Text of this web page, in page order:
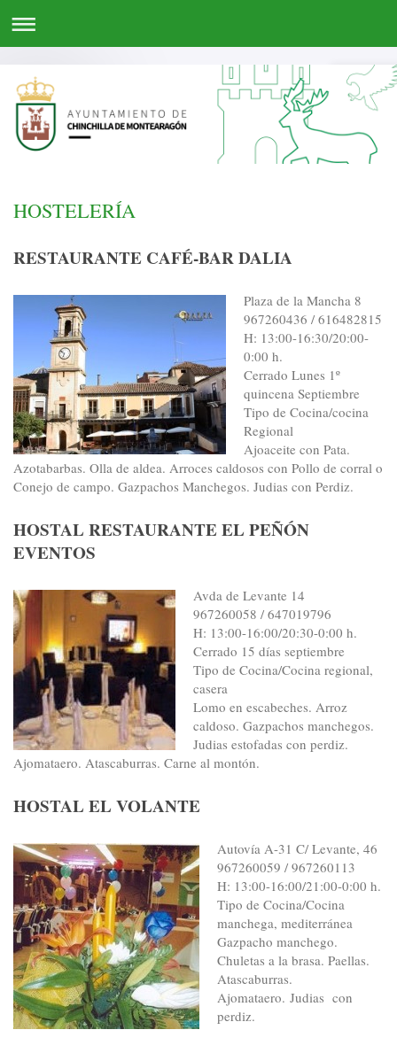
HOSTELERÍA
RESTAURANTE CAFÉ-BAR DALIA
Plaza de la Mancha 8
967260436 / 616482815
H: 13:00-16:30/20:00-
0:00 h.
Cerrado Lunes 1º
quincena Septiembre
Tipo de Cocina/cocina
Regional
Ajoaceite con Pata.
Azotabarbas. Olla de aldea. Arroces caldosos con Pollo de corral o
Conejo de campo. Gazpachos Manchegos. Judias con Perdiz.
HOSTAL RESTAURANTE EL PEÑÓN
EVENTOS
Avda de Levante 14
967260058 / 647019796
H: 13:00-16:00/20:30-0:00 h.
Cerrado 15 días septiembre
Tipo de Cocina/Cocina regional,
casera
Lomo en escabeches. Arroz
caldoso. Gazpachos manchegos.
Judias estofadas con perdiz.
Ajomataero. Atascaburras. Carne al montón.
HOSTAL EL VOLANTE
Autovía A-31 C/ Levante, 46
967260059 / 967260113
H: 13:00-16:00/21:00-0:00 h.
Tipo de Cocina/Cocina
manchega, mediterránea
Gazpacho manchego.
Chuletas a la brasa. Paellas.
Atascaburras.
Ajomataero. Judias con
perdiz.